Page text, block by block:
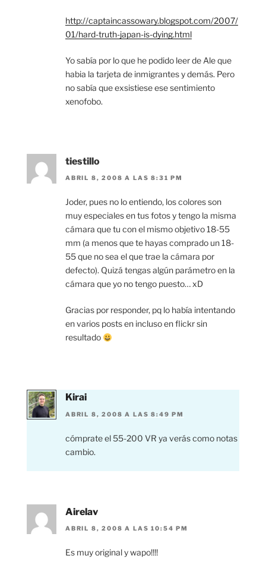
http://captaincassowary.blogspot.com/2007/
01/hard-truth-japan-is-dying.html
Yo sabía por lo que he podido leer de Ale que
habia la tarjeta de inmigrantes y demás. Pero
no sabía que exsistiese ese sentimiento
xenofobo.
tiestillo
ABRIL 8, 2008 A LAS 8:31 PM
Joder, pues no lo entiendo, los colores son
muy especiales en tus fotos y tengo la misma
cámara que tu con el mismo objetivo 18-55
mm (a menos que te hayas comprado un 18-
55 que no sea el que trae la cámara por
defecto). Quizá tengas algún parámetro en la
cámara que yo no tengo puesto… xD
Gracias por responder, pq lo había intentando
en varios posts en incluso en flickr sin
resultado
Kirai
ABRIL 8, 2008 A LAS 8:49 PM
cómprate el 55-200 VR ya verás como notas
cambio.
Airelav
ABRIL 8, 2008 A LAS 10:54 PM
Es muy original y wapo!!!!